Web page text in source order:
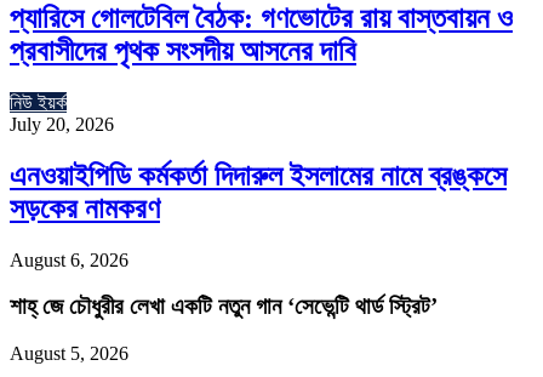
প্যারিসে গোলটেবিল বৈঠক: গণভোটের রায় বাস্তবায়ন ও
প্রবাসীদের পৃথক সংসদীয় আসনের দাবি
নিউ ইয়র্ক
July 20, 2026
এনওয়াইপিডি কর্মকর্তা দিদারুল ইসলামের নামে ব্রঙ্কসে
সড়কের নামকরণ
August 6, 2026
শাহ্‌ জে চৌধুরীর লেখা একটি নতুন গান ‘সেভেন্টি থার্ড স্ট্রিট’
August 5, 2026